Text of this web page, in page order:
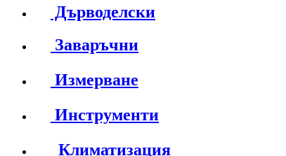
Дърводелски
Заваръчни
Измерване
Инструменти
Климатизация